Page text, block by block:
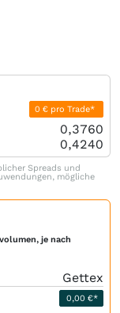
0 € pro Trade*
0,3760
0,4240
Spreads und
mögliche
je nach
Gettex
0,00 €*